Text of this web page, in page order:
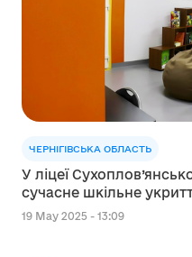
ЧЕРНІГІВСЬКА ОБЛАСТЬ
У ліцеї
сучасне шкільне
19 May 2025 - 13:09